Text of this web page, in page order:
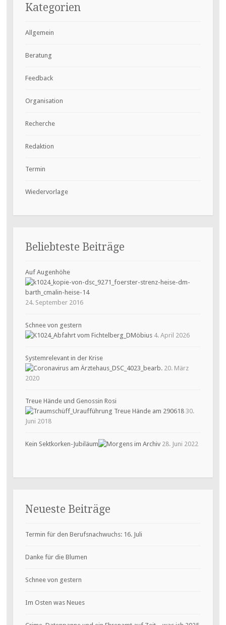
Kategorien
Allgemein
Beratung
Feedback
Organisation
Recherche
Redaktion
Termin
Wiedervorlage
Beliebteste Beiträge
Auf Augenhöhe
24. September 2016
Schnee von gestern
4. April 2026
Systemrelevant in der Krise
20. März
2020
Treue Hände und Genossin Rosi
30.
Juni 2018
Kein Sektkorken-Jubiläum 28. Juni 2022
Neueste Beiträge
Termin für den Berufsnachwuchs: 16. Juli
Danke für die Blumen
Schnee von gestern
Im Osten was Neues